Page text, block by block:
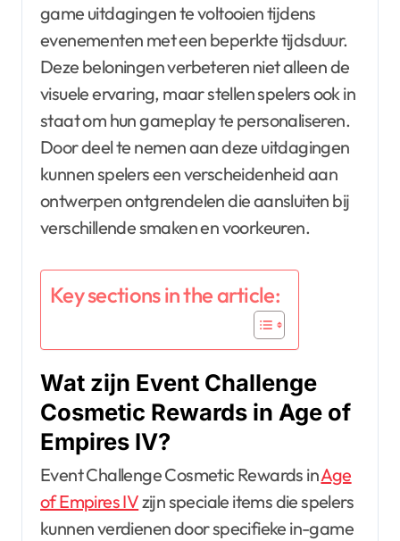
game uitdagingen te voltooien tijdens
evenementen met een beperkte tijdsduur.
Deze beloningen verbeteren niet alleen de
visuele ervaring, maar stellen spelers ook in
staat om hun gameplay te personaliseren.
Door deel te nemen aan deze uitdagingen
kunnen spelers een verscheidenheid aan
ontwerpen ontgrendelen die aansluiten bij
verschillende smaken en voorkeuren.
Key sections in the article:
Wat zijn Event Challenge
Cosmetic Rewards in Age of
Empires IV?
Event Challenge Cosmetic Rewards inAge
of Empires IVzijn speciale items die spelers
kunnen verdienen door specifieke in-game